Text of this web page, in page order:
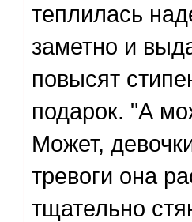
теплилась
заметно и
повысят
подарок. "А
Может,
тревоги она
тщательно